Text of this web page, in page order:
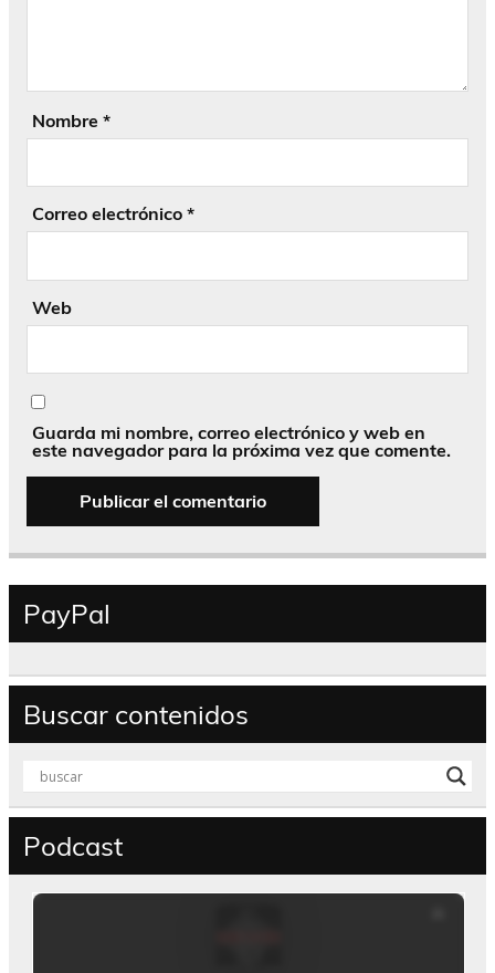
Nombre *
Correo electrónico *
Web
Guarda mi nombre, correo electrónico y web en
este navegador para la próxima vez que comente.
PayPal
Buscar contenidos
Podcast